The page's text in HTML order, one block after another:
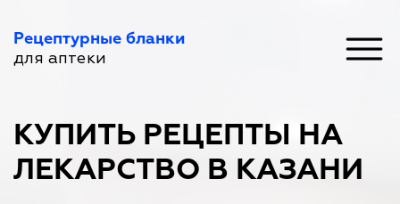
Рецептурные бланки
для аптеки
КУПИТЬ РЕЦЕПТЫ НА
ЛЕКАРСТВО В КАЗАНИ